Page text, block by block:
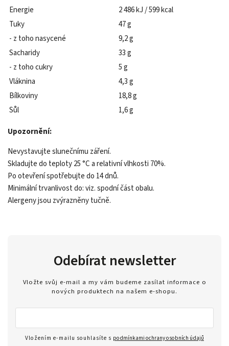
Energie
2 486 kJ / 599 kcal
Tuky
47 g
- z toho nasycené
9,2 g
Sacharidy
33 g
- z toho cukry
5 g
Vláknina
4,3 g
Bílkoviny
18,8 g
Sůl
1,6 g
Upozornění:
Nevystavujte slunečnímu záření.
Skladujte do teploty 25°C a relativní vlhkosti 70%.
Po otevření spotřebujte do 14 dnů.
Minimální trvanlivost do: viz. spodní část obalu.
Alergeny jsou zvýrazněny tučně.
Odebírat newsletter
Vložte svůj e-mail a my vám budeme zasílat informace o
nových produktech na našem e-shopu.
Vložením e-mailu souhlasíte s podmínkami ochrany osobních údajů